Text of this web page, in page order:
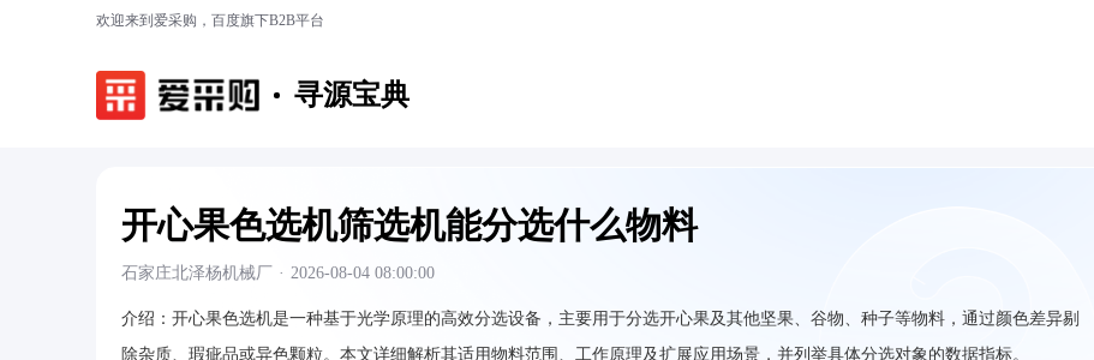
欢迎来到爱采购，百度旗下B2B平台
寻源宝典
开心果色选机筛选机能分选什么物料
石家庄北泽杨机械厂 · 2026-08-04 08:00:00
介绍： 开心果色选机是一种基于光学原理的高效分选设备，主要用于分选开心果及其他坚果、谷物、种子等物料，通过颜色差异剔
除杂质、瑕疵品或异色颗粒。本文详细解析其适用物料范围、工作原理及扩展应用场景，并列举具体分选对象的数据指标。